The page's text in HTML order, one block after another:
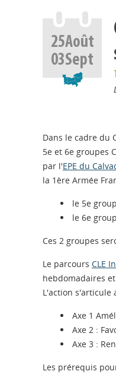
25Août
03Sept
Dans le cadre du
5e et 6e groupes
par l'EPE du
la 1ère Armée
le 5e
le 6e
Ces 2 groupes
Le parcours CLE
hebdomadaires
L'action s'articule
Axe 1
Axe 2 :
Axe 3 :
Les prérequis